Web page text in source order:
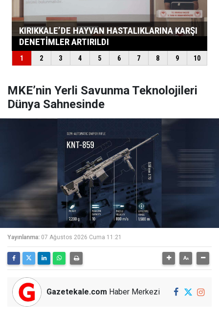
MKE’nin Yerli Savunma Teknolojileri
Dünya Sahnesinde
Yayınlanma: 07 Ağustos 2026 Cuma 11:21
Gazetekale.com Haber Merkezi